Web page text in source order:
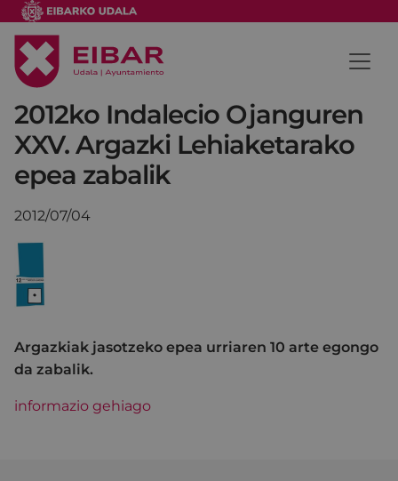
2012ko Indalecio Ojanguren
XXV. Argazki Lehiaketarako
epea zabalik
2012/07/04
Argazkiak jasotzeko epea urriaren 10 arte egongo
da zabalik.
informazio gehiago